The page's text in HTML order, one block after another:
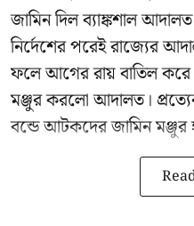
জামিন দিল ব্যাঙ্কশাল
নির্দেশের পরেই রাজ্যের
ফলে আগের রায় বাতিল
মঞ্জুর করলো আদালত।
বন্ডে আটকদের জামিন মঞ্জুর